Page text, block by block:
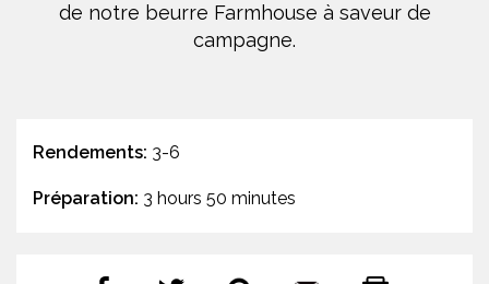
de notre beurre Farmhouse à saveur de
campagne.
Rendements: 3-6
Préparation: 3 hours 50 minutes